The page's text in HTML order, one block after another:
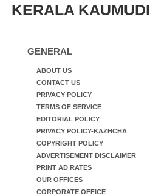
KERALA KAUMUDI
GENERAL
ABOUT US
CONTACT US
PRIVACY POLICY
TERMS OF SERVICE
EDITORIAL POLICY
PRIVACY POLICY-KAZHCHA
COPYRIGHT POLICY
ADVERTISEMENT DISCLAIMER
PRINT AD RATES
OUR OFFICES
CORPORATE OFFICE